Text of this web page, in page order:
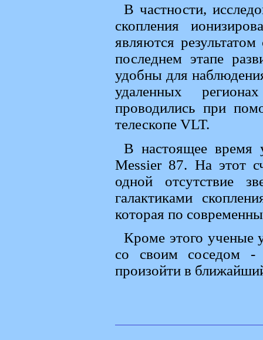
В частности,
скопления
являются
последнем этапе
удобны для
удаленных
проводились при
телескопе VLT.
В настоящее время
Messier 87. На этот
одной отсутствие
галактиками
которая по
Кроме этого ученые
со своим соседом -
произойти в